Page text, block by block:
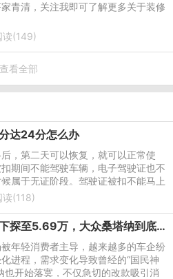
青清，关注我即可了解更多关于装修
读(149)
查看全部
达24分怎么办
，第二天可以恢复，就可以正常使
期间不能驾驶车辆，电子驾驶证也不
属于无证阶段。驾驶证被扣不能马上
名科目一培训，最快七天后参加考
读(118)
价格一口气下探至5.69万，大众桑塔纳到底值不值得入手？
年轻消费者主导，越来越多的车企纷
进程，需求变化导致曾经的“国民神
也开始落寞，不仅急切的改款吸引消